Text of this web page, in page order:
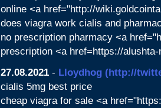
online <a href="http://
does viagra work cialis and
no prescription pharmacy <a
prescription <a href=https://
27.08.2021 - Lloydhog (http://
cialis 5mg best price
cheap viagra for sale <a